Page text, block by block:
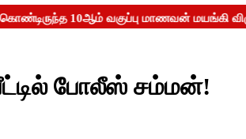
போலீஸ் சம்மன்!